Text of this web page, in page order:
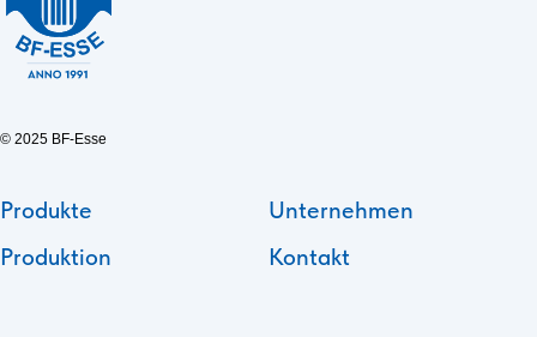
© 2025 BF-Esse
Produkte
Produktion
Unternehmen
Kontakt